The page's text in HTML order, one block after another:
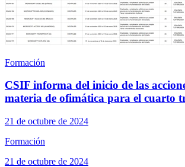
Formación
CSIF informa del inicio de las
materia de ofimática para el cuarto
21 de octubre de 2024
Formación
21 de octubre de 2024